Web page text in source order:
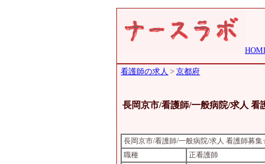
看護師の求人 >京都府
長岡京市/看護師/一般病院/求人
長岡京市/看護師/一般病院/求人 看護師募
職種
正看護師